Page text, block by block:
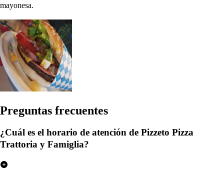
mayonesa.
Preguntas frecuentes
¿Cuál es el horario de atención de Pizzeto Pizza
Trattoria y Famiglia?